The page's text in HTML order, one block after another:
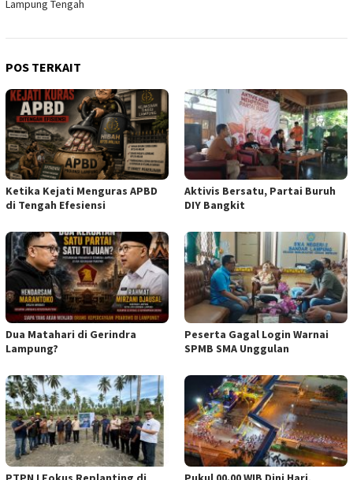
Lampung Tengah
POS TERKAIT
Ketika Kejati Menguras APBD
di Tengah Efesiensi
Aktivis Bersatu, Partai Buruh
DIY Bangkit
Dua Matahari di Gerindra
Lampung?
Peserta Gagal Login Warnai
SPMB SMA Unggulan